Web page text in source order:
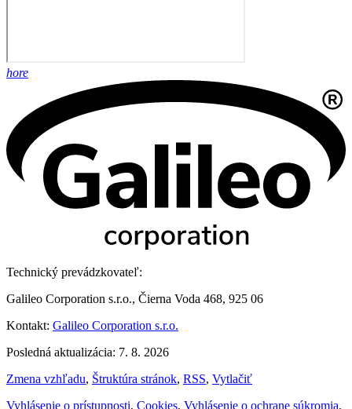
hore
Technický prevádzkovateľ:
Galileo Corporation s.r.o., Čierna Voda 468, 925 06
Kontakt: Galileo Corporation s.r.o.
Posledná aktualizácia: 7. 8. 2026
Zmena vzhľadu, Štruktúra stránok, RSS, Vytlačiť
Vyhlásenie o prístupnosti, Cookies, Vyhlásenie o ochrane súkromia,